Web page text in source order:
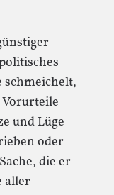
schmeichelt,
und Lüge
oder
die er
aller